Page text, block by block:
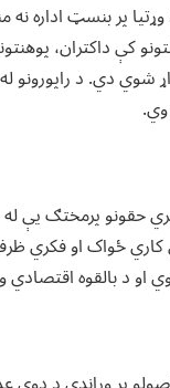
پر بنسټ اداره
کې داکتران،
حقونو پرمختګ یې
کاري ځواک او فکري
او د بالقوه